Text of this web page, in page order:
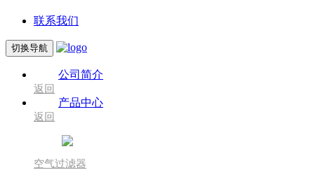
联系我们
切换导航
公司简介
返回
产品中心
返回
空气过滤器